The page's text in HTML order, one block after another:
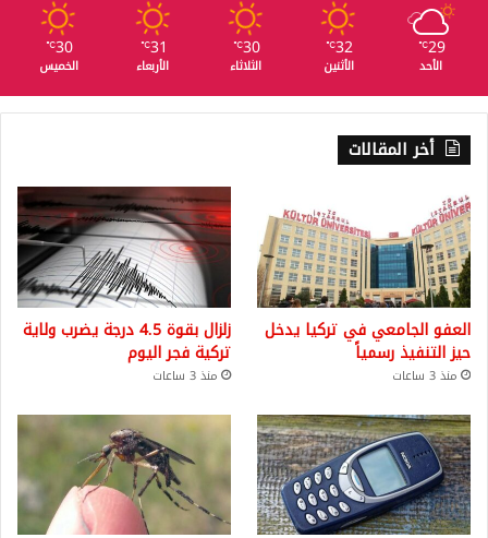
29
℃
الأحد
32
℃
الأثنين
30
℃
الثلاثاء
31
℃
الأربعاء
30
℃
الخميس
أخر المقالات
العفو الجامعي في تركيا يدخل
حيز التنفيذ رسمياً
منذ 3 ساعات
زلزال بقوة 4.5 درجة يضرب ولاية
تركية فجر اليوم
منذ 3 ساعات